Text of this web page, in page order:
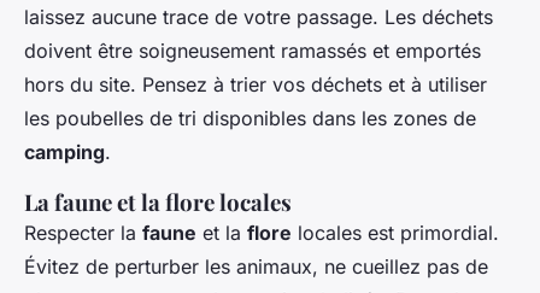
laissez aucune trace de votre passage. Les déchets
doivent être soigneusement ramassés et emportés
hors du site. Pensez à trier vos déchets et à utiliser
les poubelles de tri disponibles dans les zones de
camping.
La faune et la flore locales
Respecter la faune et la flore locales est primordial.
Évitez de perturber les animaux, ne cueillez pas de